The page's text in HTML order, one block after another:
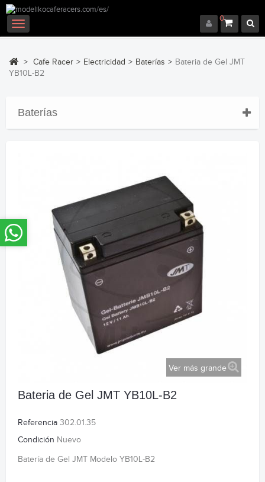
0
Navegación
Toggle
> Cafe Racer > Electricidad > Baterías > Bateria de Gel JMT
YB10L-B2
Baterías
Ver más grande
Bateria de Gel JMT YB10L-B2
Referencia 302.01.35
Condición Nuevo
Batería de Gel JMT Modelo YB10L-B2